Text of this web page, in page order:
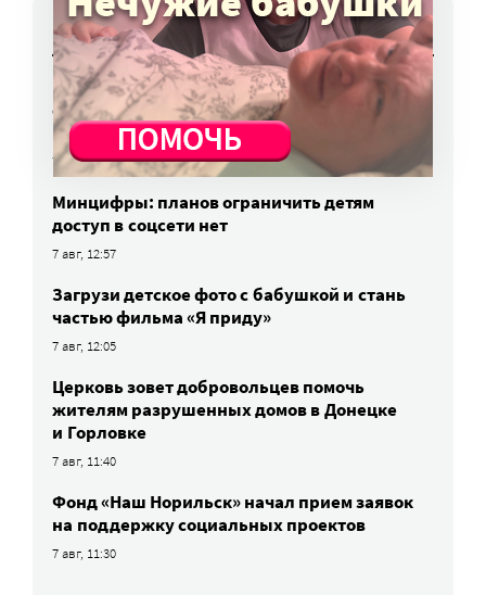
НОВОСТИ
НКО часто рискуют нарушить закон
о персональных данных. Как этого
избежать?
7 авг, 13:13
Минцифры: планов ограничить детям
доступ в соцсети нет
7 авг, 12:57
Загрузи детское фото с бабушкой и стань
частью фильма «Я приду»
7 авг, 12:05
Церковь зовет добровольцев помочь
жителям разрушенных домов в Донецке
и Горловке
7 авг, 11:40
Фонд «Наш Норильск» начал прием заявок
на поддержку социальных проектов
7 авг, 11:30